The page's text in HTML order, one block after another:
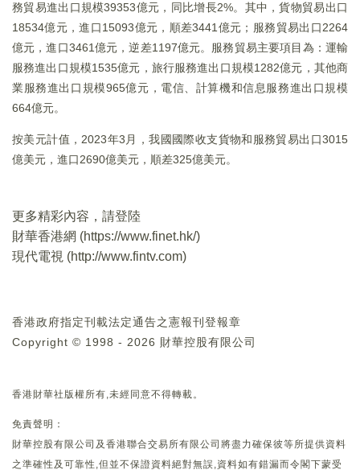
務貿易進出口規模39353億元，同比增長2%。其中，貨物貿易出口
18534億元，進口15093億元，順差3441億元；服務貿易出口2264
億元，進口3461億元，逆差1197億元。服務貿易主要項目為：運輸
服務進出口規模1535億元，旅行服務進出口規模1282億元，其他商
業服務進出口規模965億元，電信、計算機和信息服務進出口規模
664億元。
按美元計值，2023年3月，我國國際收支貨物和服務貿易出口3015
億美元，進口2690億美元，順差325億美元。
更多精彩內容，請登陸
財華香港網 (https://www.finet.hk/)
現代電視 (http://www.fintv.com)
香港政府指定刊載法定通告之憲報刊登報章
Copyright © 1998 - 2026 財華控股有限公司
香港財華社版權所有,未經同意不得轉載。
免責聲明：
財華控股有限公司及香港聯合交易所有限公司將盡力確保彼等所提供資料
之準確性及可靠性,但並不保證資料絕對無誤,資料如有錯漏而令閣下蒙受